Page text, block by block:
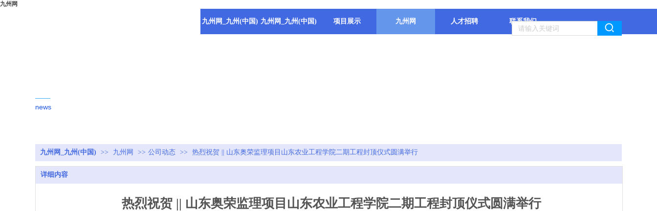
九州网
九州网_九州(中国) 九州网_九州(中国) 项目展示 九州网 人才招聘 联系我们
news
九州网_九州(中国) >> 九州网 >> 公司动态 >> 热烈祝贺 || 山东奥荣监理项目山东农业工程学院二期工程封顶仪式圆满举行
详细内容
热烈祝贺 || 山东奥荣监理项目山东农业工程学院二期工程封顶仪式圆满举行